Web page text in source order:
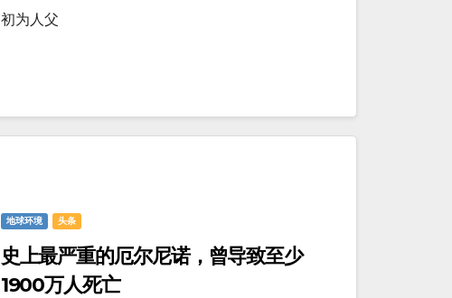
初为人父
地球环境 头条
史上最严重的厄尔尼诺，曾导致至少
1900万人死亡